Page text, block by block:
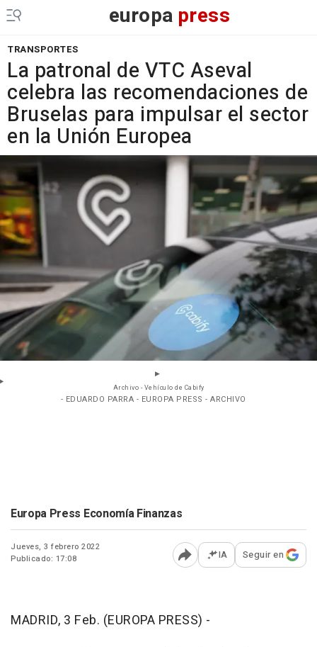
europa press
TRANSPORTES
La patronal de VTC Aseval
celebra las recomendaciones de
Bruselas para impulsar el sector
en la Unión Europea
Archivo - Vehículo de Cabify
- EDUARDO PARRA - EUROPA PRESS - ARCHIVO
Europa Press Economía Finanzas
Jueves, 3 febrero 2022
Publicado: 17:08
Abrir opciones para
IA Seguir en
MADRID, 3 Feb. (EUROPA PRESS) -